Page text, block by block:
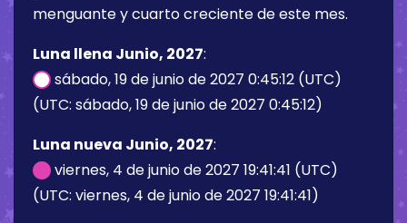
menguante y cuarto creciente de este mes.
Luna llena Junio, 2027:
sábado, 19 de junio de 2027 0:45:12 (UTC)
(UTC: sábado, 19 de junio de 2027 0:45:12)
Luna nueva Junio, 2027:
viernes, 4 de junio de 2027 19:41:41 (UTC)
(UTC: viernes, 4 de junio de 2027 19:41:41)